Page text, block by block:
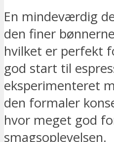
En mindeværdig
den finer
hvilket er perfekt
god start til
eksperimenteret
den formaler
hvor meget god
smagsoplevelsen.